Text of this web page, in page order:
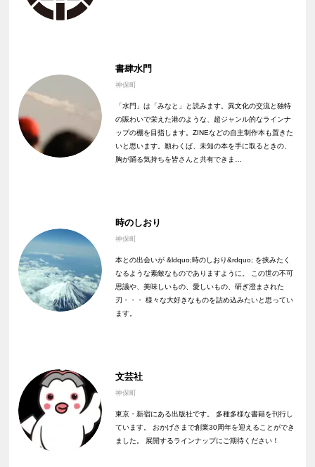
書肆水門
神保町
「水門」は「みなと」と読みます。異文化の交流と独特
の賑わいで栄えた港のような、超ジャンル的なラインナ
ップの棚を目指します。ZINEなどの自主制作本も置きた
いと思います。願わくば、未知の本を手に取るときの、
胸が踊る気持ちを皆さんと共有できま…
時のしおり
神保町
本との出会いが &ldquo;時のしおり&rdquo; を挟みたく
なるような素敵なものでありますように。 この世の不可
思議や、美味しいもの、愛しいもの、研ぎ澄まされた
刃・・・ 様々な大好きなものを詰め込みたいと思ってい
ます。
文芸社
神保町
東京・新宿にある出版社です。 多種多様な書籍を刊行し
ています。 おかげさまで創業30周年を迎えることができ
ました。 展開するラインナップにご期待ください！